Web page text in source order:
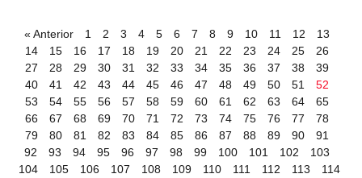
« Anterior 1 2 3 4 5 6 7 8 9 10 11 12
13
14
15 16 17 18 19 20 21 22 23 24 25
26
27
28 29 30 31 32 33 34 35 36 37 38
39
40
41 42 43 44 45 46 47 48 49 50 51
52
53
54 55 56 57 58 59 60 61 62 63 64
65
66
67 68 69 70 71 72 73 74 75 76 77
78
79
80 81 82 83 84 85 86 87 88 89 90
91
92
93 94 95 96 97 98 99 100 101 102
103
104
105 106 107 108 109 110 111 112 113
114